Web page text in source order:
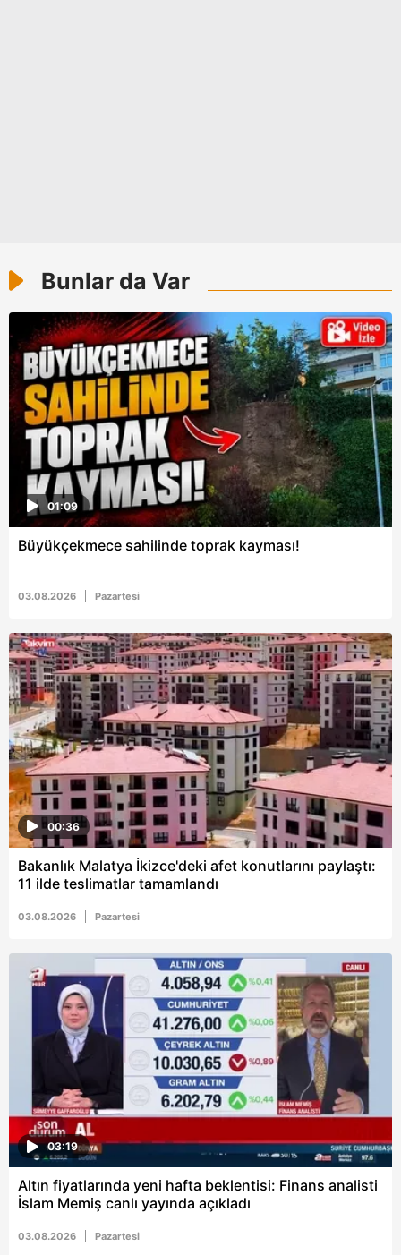
Bunlar da Var
01:09
Büyükçekmece sahilinde toprak kayması!
03.08.2026 Pazartesi
00:36
Bakanlık Malatya İkizce'deki afet konutlarını paylaştı:
11 ilde teslimatlar tamamlandı
03.08.2026 Pazartesi
03:19
Altın fiyatlarında yeni hafta beklentisi: Finans analisti
İslam Memiş canlı yayında açıkladı
03.08.2026 Pazartesi